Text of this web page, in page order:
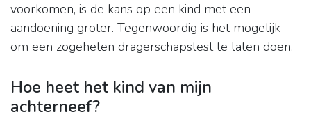
voorkomen, is de kans op een kind met een
aandoening groter. Tegenwoordig is het mogelijk
om een zogeheten dragerschapstest te laten doen.
Hoe heet het kind van mijn
achterneef?